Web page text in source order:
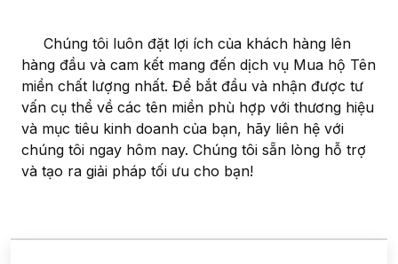
Chúng tôi luôn đặt lợi ích của khách hàng lên
hàng đầu và cam kết mang đến dịch vụ Mua hộ Tên
miền chất lượng nhất. Để bắt đầu và nhận được tư
vấn cụ thể về các tên miền phù hợp với thương hiệu
và mục tiêu kinh doanh của bạn, hãy liên hệ với
chúng tôi ngay hôm nay. Chúng tôi sẵn lòng hỗ trợ
và tạo ra giải pháp tối ưu cho bạn!